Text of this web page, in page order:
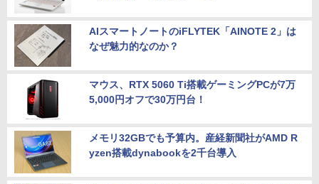
AIスマートノートのiFLYTEK「AINOTE 2」は
なぜ魅力的なのか？
マウス、RTX 5060 Ti搭載ゲーミングPCが7万
5,000円オフで30万円台！
メモリ32GBでも予算内。産経新聞社がAMD R
yzen搭載dynabookを2千台導入